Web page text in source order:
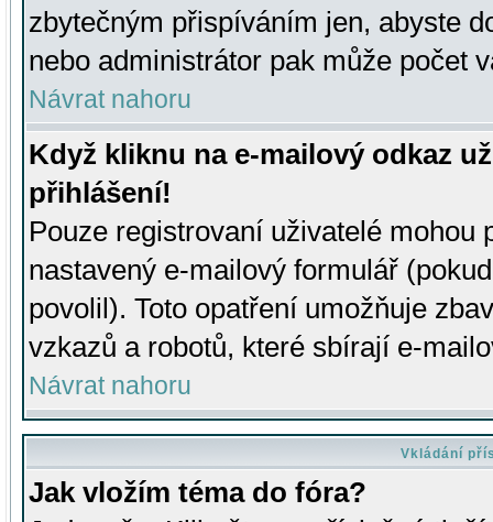
zbytečným přispíváním jen, abyste
nebo administrátor pak může počet
Návrat nahoru
Když kliknu na e-mailový odkaz
přihlášení!
Pouze registrovaní uživatelé mohou
nastavený e-mailový formulář
povolil). Toto opatření umožňuje
vzkazů a robotů, které sbírají e-
Návrat nahoru
Vkládání
Jak vložím téma do fóra?